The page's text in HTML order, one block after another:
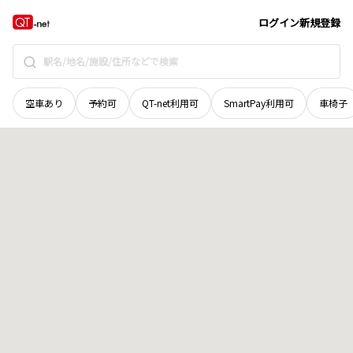
ログイン新規登録
空車あり 予約可 QT-net利用可 SmartPay利用可 車椅子
宮城県